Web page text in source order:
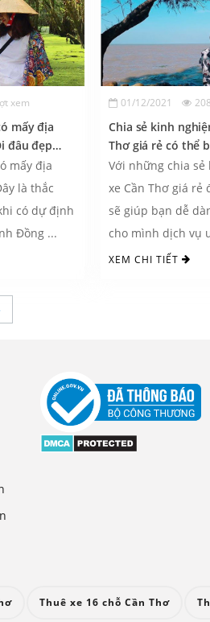
xem
mấy địa
đâu đẹp
mấy địa
là thắc
có dự định
Đồng ...
01/12/2021
Chia sẻ kinh
Thơ giá rẻ có thể
Với những chia
xe Cần Thơ giá
sẽ giúp bạn dễ
cho mình dịch vụ
XEM CHI TIẾT
Thuê xe 16 chỗ Cần Thơ